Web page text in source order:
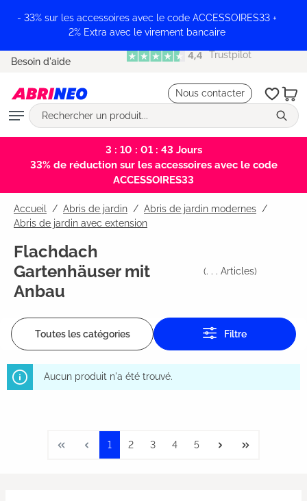
principal
- 33% sur les accessoires avec le code ACCESSOIRES33 +
2% Extra avec le virement bancaire
Besoin d'aide Trustpilot
Nous contacter
3 : 10 : 01 : 42 Jours
33% de réduction sur les accessoires avec le code
ACCESSOIRES33
Accueil Abris de jardin / Abris de jardin modernes /
Abris de jardin avec extension
Flachdach
Gartenhäuser mit
Anbau
(. . . Articles)
Toutes les catégories Filtre
Aucun produit n'a été trouvé.
1 2 3 4 5